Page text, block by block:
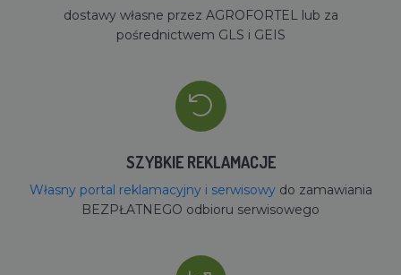
dostawy własne przez AGROFORTEL lub za
pośrednictwem GLS i GEIS
SZYBKIE REKLAMACJE
Własny portal reklamacyjny i serwisowydo zamawiania
BEZPŁATNEGO odbioru serwisowego